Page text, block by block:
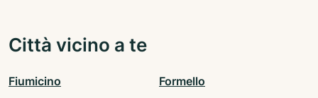
Città vicino a te
Fiumicino Formello